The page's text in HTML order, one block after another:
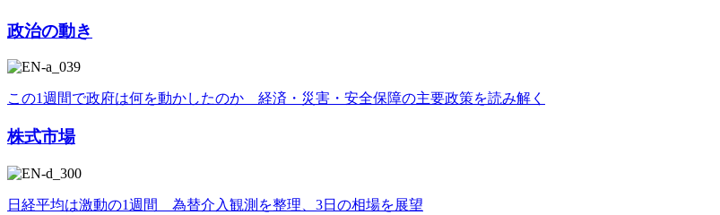
政治の動き
この1週間で政府は何を動かしたのか 経済・災害・安全保障の主要政策を読み解く
株式市場
日経平均は激動の1週間 為替介入観測を整理、3日の相場を展望